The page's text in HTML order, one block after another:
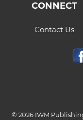
CONNECT
Contact Us
© 2026 IWM